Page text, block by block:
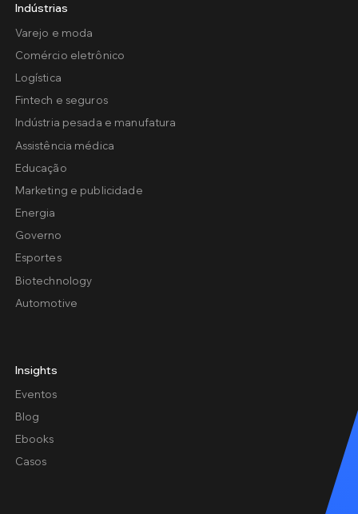
Indústrias
Varejo e moda
Comércio eletrônico
Logística
Fintech e seguros
Indústria pesada e manufatura
Assistência médica
Educação
Marketing e publicidade
Energia
Governo
Esportes
Biotechnology
Automotive
Insights
Eventos
Blog
Ebooks
Casos